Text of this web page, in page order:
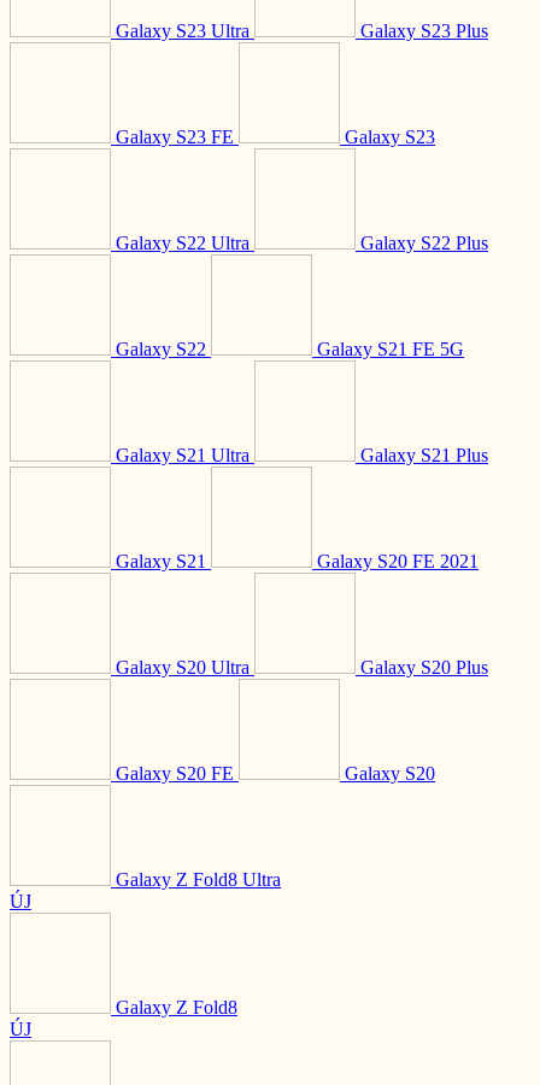
Galaxy S23 Ultra Galaxy S23 Plus
Galaxy S23 FE Galaxy S23
Galaxy S22 Ultra Galaxy S22 Plus
Galaxy S22 Galaxy S21 FE 5G
Galaxy S21 Ultra Galaxy S21 Plus
Galaxy S21 Galaxy S20 FE 2021
Galaxy S20 Ultra Galaxy S20 Plus
Galaxy S20 FE Galaxy S20
Galaxy Z Fold8 Ultra
ÚJ
Galaxy Z Fold8
ÚJ